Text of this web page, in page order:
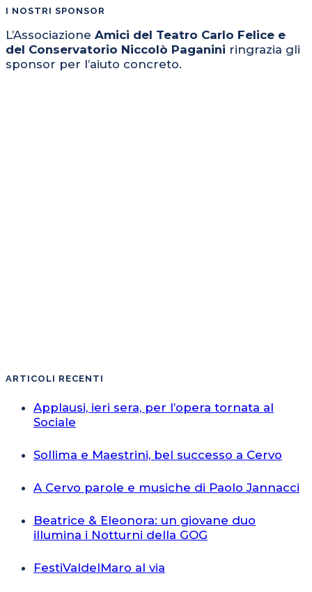
I NOSTRI SPONSOR
L’Associazione Amici del Teatro Carlo Felice e
del Conservatorio Niccolò Paganini ringrazia gli
sponsor per l’aiuto concreto.
ARTICOLI RECENTI
Applausi, ieri sera, per l’opera tornata al
Sociale
Sollima e Maestrini, bel successo a Cervo
A Cervo parole e musiche di Paolo Jannacci
Beatrice & Eleonora: un giovane duo
illumina i Notturni della GOG
FestiValdelMaro al via